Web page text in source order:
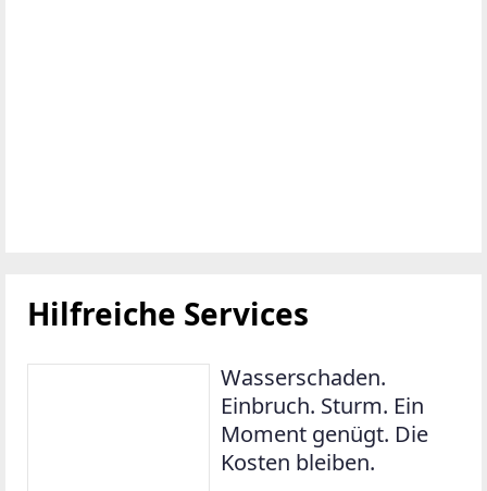
Hilfreiche Services
Wasserschaden.
Einbruch. Sturm. Ein
Moment genügt. Die
Kosten bleiben.